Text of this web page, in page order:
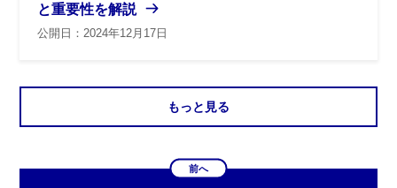
と重要性を解説
公開日：2024年12月17日
もっと見る
前へ